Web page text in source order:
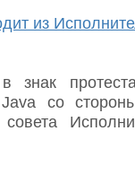
из
знак
со